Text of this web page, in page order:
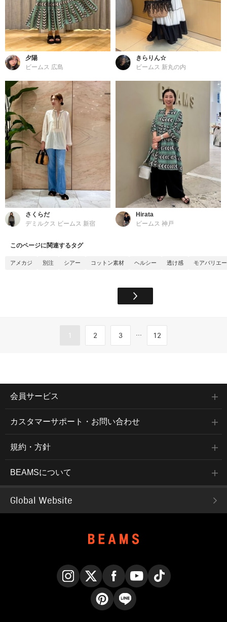
夕陽
ビームス 広島
きらりん☆
ビームス 新丸の内
さくらだ
デミルクス ビームス 新宿
Hirata
ビームス 神戸
このページに関連するタグ
アメカジ 別注 シアー コットン素材 ヘルシー 透け感 モアバリエ
1 2 3 ... 12
会員サービス
カスタマーサポート・お問い合わせ
規約・方針
BEAMSについて
Global Website